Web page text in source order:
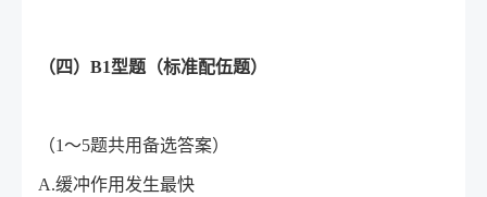
（四）B1型题（标准配伍题）
（1～5题共用备选答案）
A.缓冲作用发生最快